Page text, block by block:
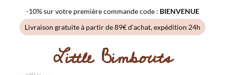
-10% sur votre première commande code : BIENVENUE
Livraison gratuite à partir de 89€ d'achat, expédition 24h
Little Bimbouts